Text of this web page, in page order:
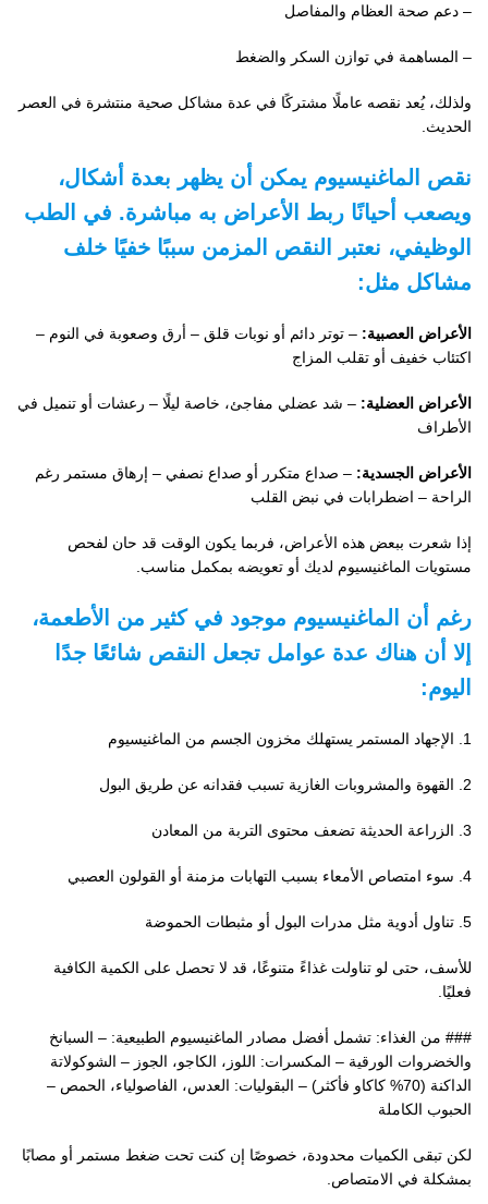
– دعم صحة العظام والمفاصل
– المساهمة في توازن السكر والضغط
ولذلك، يُعد نقصه عاملًا مشتركًا في عدة مشاكل صحية منتشرة في العصر
الحديث.
نقص الماغنيسيوم يمكن أن يظهر بعدة أشكال،
ويصعب أحيانًا ربط الأعراض به مباشرة. في الطب
الوظيفي، نعتبر النقص المزمن سببًا خفيًا خلف
مشاكل مثل:
الأعراض العصبية: – توتر دائم أو نوبات قلق – أرق وصعوبة في النوم –
اكتئاب خفيف أو تقلب المزاج
الأعراض العضلية: – شد عضلي مفاجئ، خاصة ليلًا – رعشات أو تنميل في
الأطراف
الأعراض الجسدية: – صداع متكرر أو صداع نصفي – إرهاق مستمر رغم
الراحة – اضطرابات في نبض القلب
إذا شعرت ببعض هذه الأعراض، فربما يكون الوقت قد حان لفحص
مستويات الماغنيسيوم لديك أو تعويضه بمكمل مناسب.
رغم أن الماغنيسيوم موجود في كثير من الأطعمة،
إلا أن هناك عدة عوامل تجعل النقص شائعًا جدًا
اليوم:
1. الإجهاد المستمر يستهلك مخزون الجسم من الماغنيسيوم
2. القهوة والمشروبات الغازية تسبب فقدانه عن طريق البول
3. الزراعة الحديثة تضعف محتوى التربة من المعادن
4. سوء امتصاص الأمعاء بسبب التهابات مزمنة أو القولون العصبي
5. تناول أدوية مثل مدرات البول أو مثبطات الحموضة
للأسف، حتى لو تناولت غذاءً متنوعًا، قد لا تحصل على الكمية الكافية
فعليًا.
### من الغذاء: تشمل أفضل مصادر الماغنيسيوم الطبيعية: – السبانخ
والخضروات الورقية – المكسرات: اللوز، الكاجو، الجوز – الشوكولاتة
الداكنة (70% كاكاو فأكثر) – البقوليات: العدس، الفاصولياء، الحمص –
الحبوب الكاملة
لكن تبقى الكميات محدودة، خصوصًا إن كنت تحت ضغط مستمر أو مصابًا
بمشكلة في الامتصاص.